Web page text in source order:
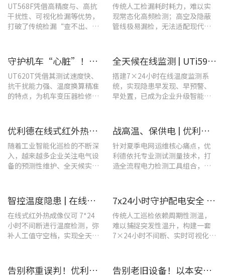
UT568F凭借高精度与、高抗
干扰性、可视化检漏等优势，
打破了传统检漏“查不出、查
传统人工检漏耗时耗力，难以实
现常态化高频检测；高空及隐蔽
管线极易漏检，无法适配现代化
守护机车“心脏”！优利德UT620T助力HXD3C主变压器高效检修
UT620T凭借其测试速度快、
抗干扰能力强、温度换算精准
的特点，为机车变压器检修带
全天候在线监测 | UTi591B在线式红外热成像仪助力配电运维智能化转型
搭建7×24小时在线温度监测系
统，实现隐患早发现、早预警、
早处置，已成为企业升级智能运
优利德在线式红外热成像仪在配电柜运维中的实测应用(系列篇)
随着工业智能化巡检的不断深
入，越来越多企业关注电气设
备的预测性维护、全天候实时
战高温、保供电 | 优利德全系列电力运维检测工具，助力夏季电网运维更高效
针对夏季电网运维核心痛点，优
利德依托专业测试测量技术，打
造全流程电力检测工具组合，覆
智控温度隐患 | 在线式红外热成像仪在UPS电源柜老化监测中的应用
在线式红外热成像仪可 7*24
小时不间断进行温度检测，弥
补人工值守空档，实现全天候
7x24小时守护配电安全 | 优利德在线式热成像方案在配电系统中的应用实践
传统人工巡检依赖周期性测温，
难以捕捉突发性温升，构建一套
7×24小时不间断、实时可视化的
警。
告别称重误判！优利德在线式热成像仪重构新材料铸造注液控制逻辑 告别老旧设备！以本安型防爆产品矩阵与合规检测，守住工矿安全底线